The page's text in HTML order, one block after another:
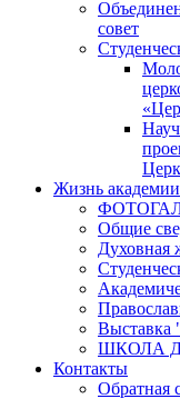
совет
Жизнь академии
Общие
Духовная
Выставка
ШКОЛА
Контакты
Обратная